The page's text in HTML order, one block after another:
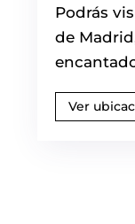
Podrás
de
Ver